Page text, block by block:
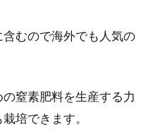
み深い、代表的な調味料の一つで
ら、沢山の日本料理に使われてい
むので海外でも人気の
窒素肥料を生産する力
培できます。